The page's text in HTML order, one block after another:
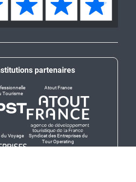
partenaires
Tourisme
Atout France
du Voyage
Syndicat des Entreprises du
Tour Operating